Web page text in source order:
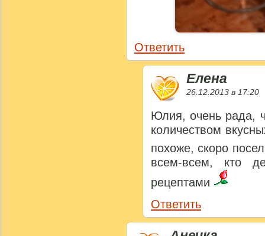
Ответить
Елена
26.12.2013 в 17:20
Юлия, очень рада,
количеством
похоже, скоро
всем-всем, кто
рецептами
Ответить